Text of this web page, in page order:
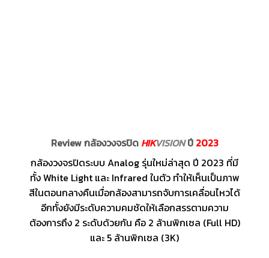
Review กล้องวงจรปิด HIKVISIONปี 2023
กล้องวงจรปิดระบบ Analog รุ่นใหม่ล่าสุด ปี 2023 ที่มี
ทั้ง White Light และ Infrared ในตัว ทำให้เห็นเป็นภาพ
สีในตอนกลางคืนเมื่อกล้องสามารถจับการเคลื่อนไหวได้
อีกทั้งยังมีระดับความคมชัดให้เลือกสรรตามความ
ต้องการถึง 2 ระดับด้วยกัน คือ 2 ล้านพิกเซล (Full HD)
และ 5 ล้านพิกเซล (3K)